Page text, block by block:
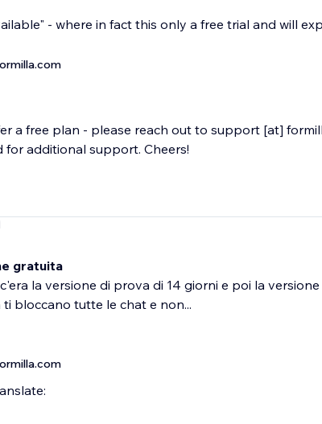
- where in fact this only a free trial and will
a free plan - please reach out to support [at]
for additional support. Cheers!
gratuita
la versione di prova di 14 giorni e poi la
bloccano tutte le chat e non...